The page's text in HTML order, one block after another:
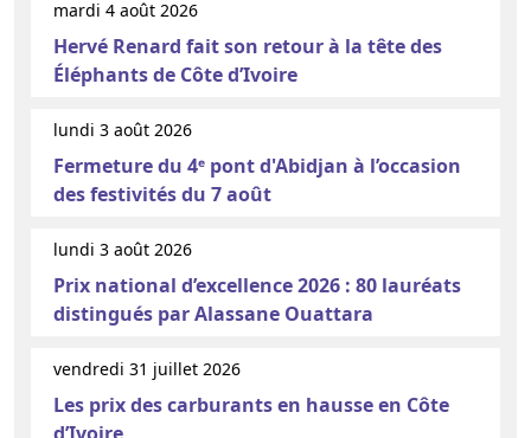
mardi 4 août 2026
Hervé Renard fait son retour à la tête des
Éléphants de Côte d’Ivoire
lundi 3 août 2026
Fermeture du 4ᵉ pont d'Abidjan à l’occasion
des festivités du 7 août
lundi 3 août 2026
Prix national d’excellence 2026 : 80 lauréats
distingués par Alassane Ouattara
vendredi 31 juillet 2026
Les prix des carburants en hausse en Côte